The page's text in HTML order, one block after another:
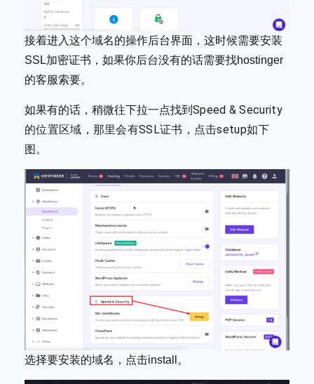
接着进入这个域名的操作后台界面，这时候需要安装
SSL加密证书，如果你后台没有的话需要找hostinger
的客服索要。
如果有的话，稍微往下拉一点找到 Speed & Security
的位置区域，那里会有SSL证书，点击setup如下
图。
选择要安装的域名，点击install。